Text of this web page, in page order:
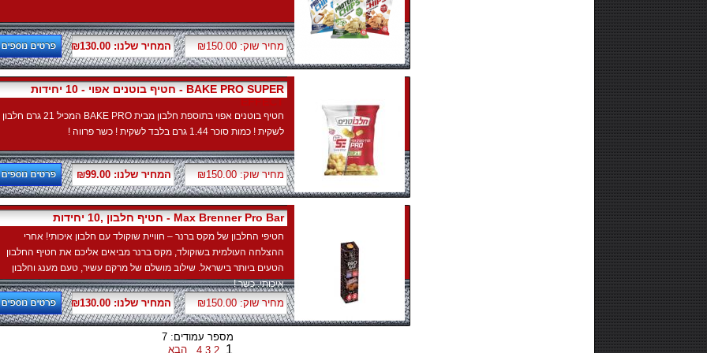
המחיר שלנו: ₪130.00 מחיר שוק: ₪150.00
חטיף בוטנים אפוי - 10 יחידות - BAKE PRO SUPER
EFFECT
חטיף בוטנים אפוי בתוספת חלבון מבית BAKE PRO המכיל 21 גרם חלבון
לשקית ! כמות סוכר 1.44 גרם בלבד לשקית ! כשר פרווה !
המחיר שלנו: ₪99.00 מחיר שוק: ₪150.00
חטיף חלבון ,10 יחידות - Max Brenner Pro Bar
חטיפי החלבון של מקס ברנר – חוויית שוקולד עם חלבון איכותי! אחרי
ההצלחה העולמית בשוקולד, מקס ברנר מביאים אליכם את חטיף החלבון
הטעים ביותר בישראל. שילוב מושלם של מרקם עשיר, טעם מענג וחלבון
איכותי. כשר !
המחיר שלנו: ₪130.00 מחיר שוק: ₪150.00
מספר עמודים: 7
1
2
3
4 הבא